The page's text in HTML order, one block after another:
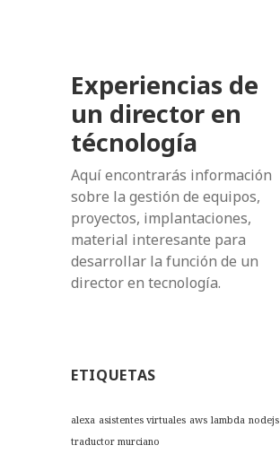
Experiencias de
un director en
técnología
Aquí encontrarás información
sobre la gestión de equipos,
proyectos, implantaciones,
material interesante para
desarrollar la función de un
director en tecnología.
ETIQUETAS
alexa asistentes virtuales aws lambda nodejs
traductor murciano